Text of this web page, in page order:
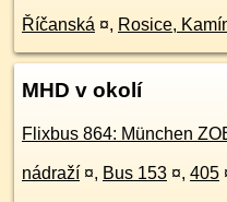
Říčanská ¤, Rosice,
MHD v okolí
Flixbus 864: München ZOB = > Zlínské
nádraží ¤, Bus 153 ¤, 405